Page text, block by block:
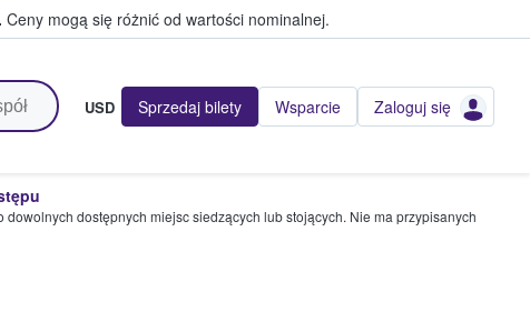
Ceny mogą się różnić od wartości nominalnej.
USD Sprzedaj bilety Wsparcie Zaloguj się
dowolnych dostępnych miejsc siedzących lub stojących. Nie ma przypisanych